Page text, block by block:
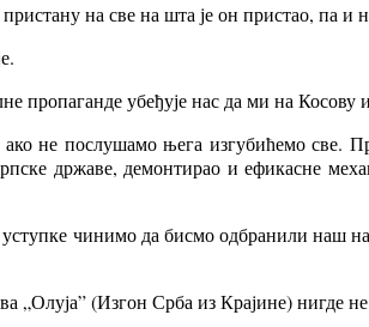
на све на шта је он пристао, па
пропаганде убеђује нас да ми на
не послушамо њега изгубићемо све.
државе, демонтирао и ефикасне
чинимо да бисмо одбранили наш
„Олуја” (Изгон Срба из Крајине)